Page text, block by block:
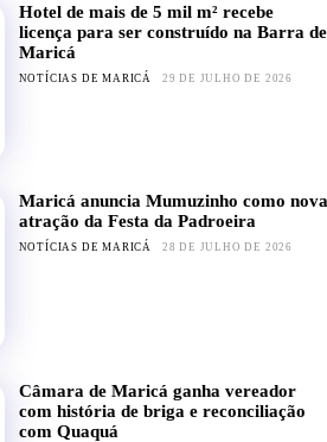
Hotel de mais de 5 mil m² recebe
licença para ser construído na Barra de
Maricá
NOTÍCIAS DE MARICÁ 29 DE JULHO DE 2026
Maricá anuncia Mumuzinho como nova
atração da Festa da Padroeira
NOTÍCIAS DE MARICÁ 28 DE JULHO DE 2026
Câmara de Maricá ganha vereador
com história de briga e reconciliação
com Quaquá